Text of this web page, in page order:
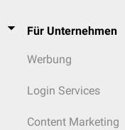
Für Unternehmen
Werbung
Login Services
Content Marketing